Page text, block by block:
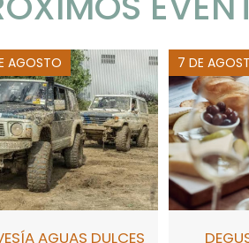
AGOSTO
AGUAS DULCES
7 DE